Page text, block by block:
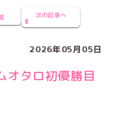
次の記事へ
2026年05月05日
オタロ初優勝目